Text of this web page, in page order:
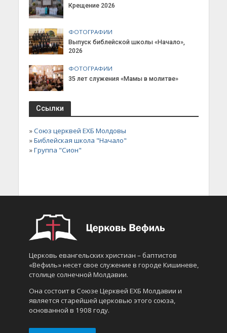
Крещение 2026
ФОТОГРАФИИ
Выпуск библейской школы «Начало»,
2026
ФОТОГРАФИИ
35 лет служения «Мамы в молитве»
Ссылки
»Союз церквей ЕХБ Молдовы
»Библейская школа "Начало"
»Группа "Сион"
Церковь евангельских христиан – баптистов
«Вефиль» несет свое служение в городе Кишиневе,
столице солнечной Молдавии.
Она состоит в Союзе Церквей ЕХБ Молдавии и
является старейшей церковью этого союза,
основанной в 1908 году.